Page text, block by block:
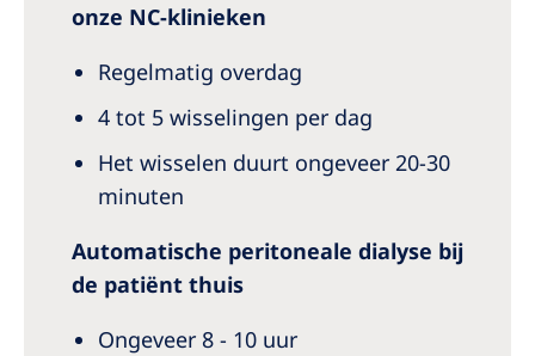
onze NC-klinieken
Regelmatig overdag
4 tot 5 wisselingen per dag
Het wisselen duurt ongeveer 20-30
minuten
Automatische peritoneale dialyse bij
de patiënt thuis
Ongeveer 8 - 10 uur